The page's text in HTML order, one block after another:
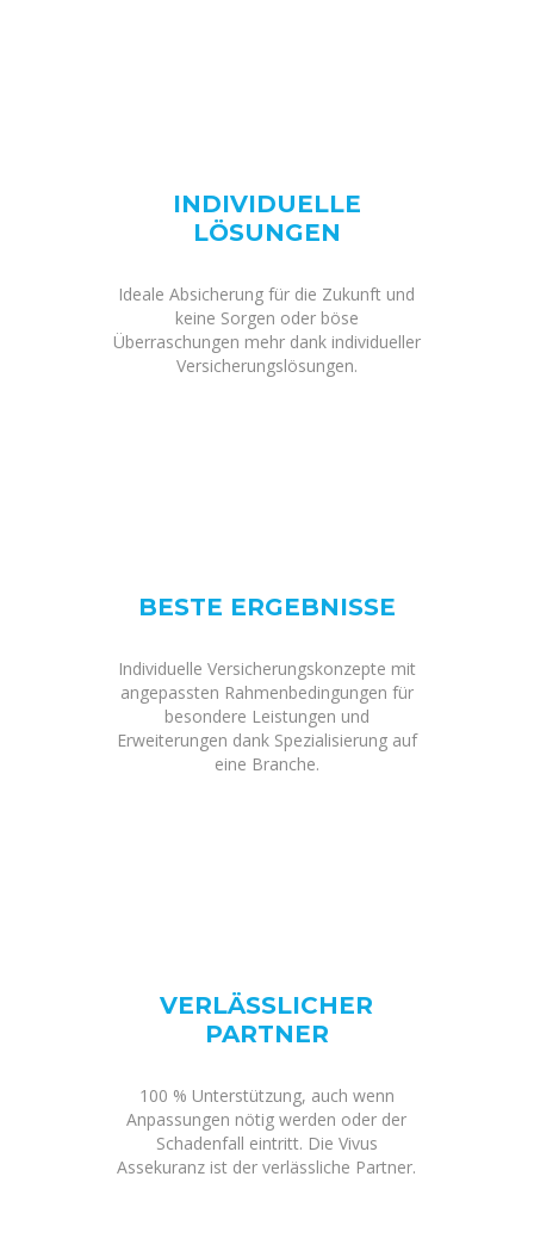
INDIVIDUELLE
LÖSUNGEN
Ideale Absicherung für die Zukunft und
keine Sorgen oder böse
Überraschungen mehr dank individueller
Versicherungslösungen.
BESTE ERGEBNISSE
Individuelle Versicherungskonzepte mit
angepassten Rahmenbedingungen für
besondere Leistungen und
Erweiterungen dank Spezialisierung auf
eine Branche.
VERLÄSSLICHER
PARTNER
100 % Unterstützung, auch wenn
Anpassungen nötig werden oder der
Schadenfall eintritt. Die Vivus
Assekuranz ist der verlässliche Partner.